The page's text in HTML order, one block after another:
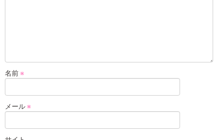
名前 ※
メール ※